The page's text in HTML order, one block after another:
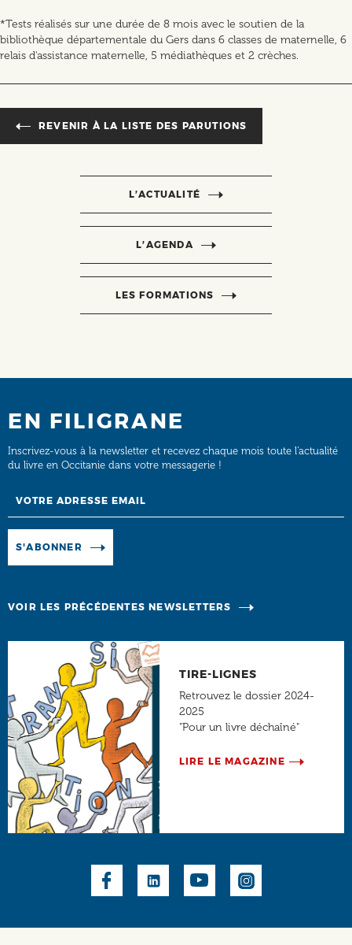
*Tests réalisés sur une durée de 8 mois avec le soutien de la
bibliothèque départementale du Gers dans 6 classes de maternelle, 6
relais d'assistance maternelle, 5 médiathèques et 2 crèches.
REVENIR À LA LISTE DES PARUTIONS
L’ACTUALITÉ
L’AGENDA
LES FORMATIONS
EN FILIGRANE
Inscrivez-vous à la newsletter et recevez chaque mois toute l’actualité
du livre en Occitanie dans votre messagerie !
S'ABONNER
VOIR LES PRÉCÉDENTES NEWSLETTERS
TIRE-LIGNES
Retrouvez le dossier 2024-
2025
"Pour un livre déchaîné"
LIRE LE MAGAZINE